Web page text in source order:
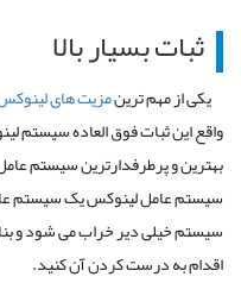
ثبات بسیار بالا
یکی از مهم ترینمزیت های
واقع این ثبات فوق العاده سیستم
بهترین و پرطرفدارترین سیستم
سیستم عامل لینوکس یک سیستم
سیستم خیلی دیر خراب می شود و
اقدام به درست کردن آن کنید.